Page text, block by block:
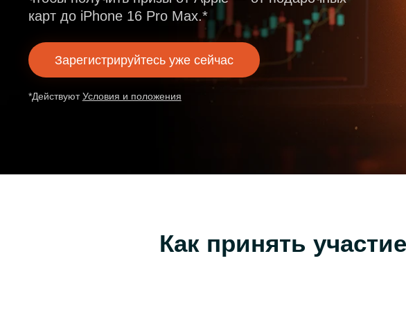
и снятия средств с
Торгуйте
Форекс
карт до iPhone 16 Pro Max.*
Зарегистрируйтесь уже сейчас
*ДействуютУсловия и положения
Как принять